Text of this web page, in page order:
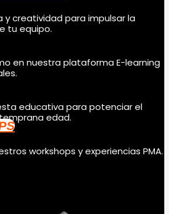
y creatividad para impulsar la
tu equipo.
en nuestra plataforma E-learning
educativa para potenciar el
edad.
workshops y experiencias PMA.